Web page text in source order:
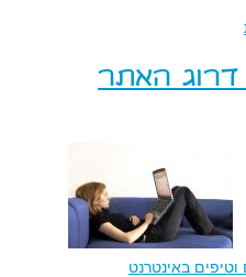
האתר
באינטרנט